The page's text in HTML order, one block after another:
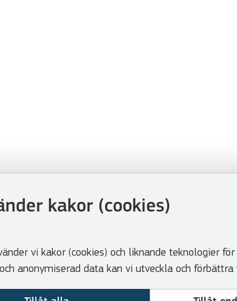
kakor (cookies)
vi kakor (cookies) och liknande teknologier
anonymiserad data kan vi utveckla och förbättra